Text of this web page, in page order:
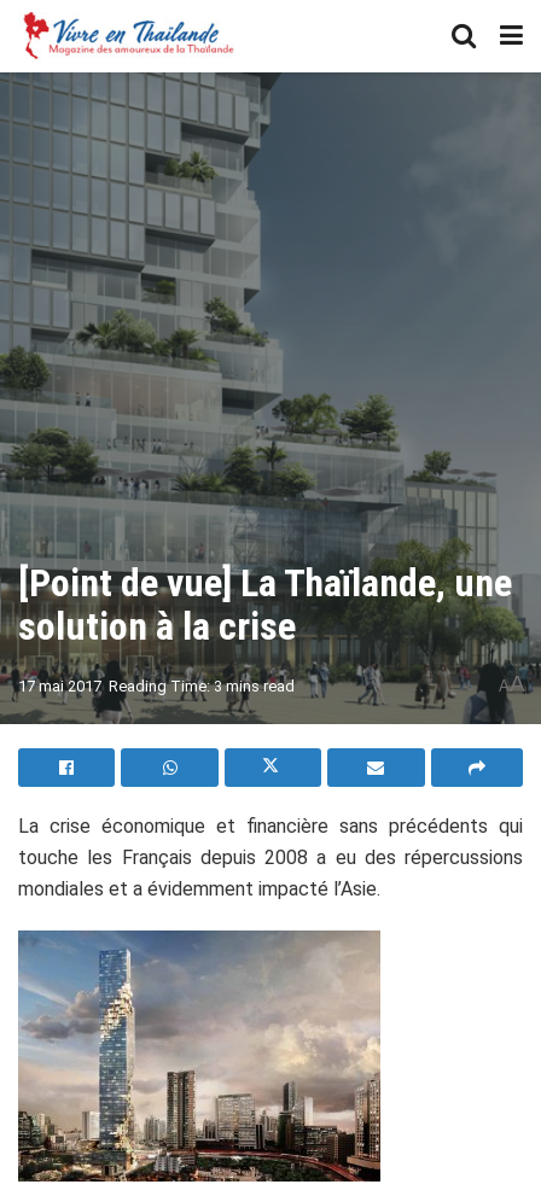
[Point de vue] La Thaïlande, une
solution à la crise
17 mai 2017 Reading Time: 3 mins read AA
La crise économique et financière sans précédents qui
touche les Français depuis 2008 a eu des répercussions
mondiales et a évidemment impacté l’Asie.